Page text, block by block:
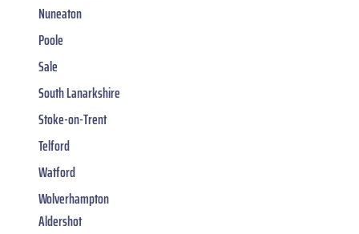
Nuneaton
Poole
Sale
South Lanarkshire
Stoke-on-Trent
Telford
Watford
Wolverhampton
Aldershot